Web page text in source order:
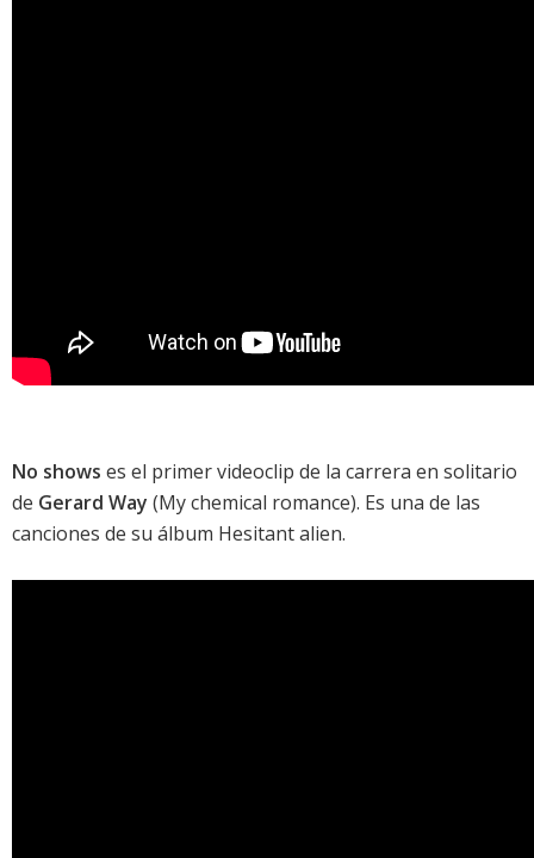
No shows es el primer videoclip de la carrera en solitario
de Gerard Way (My chemical romance). Es una de las
canciones de su álbum Hesitant alien.